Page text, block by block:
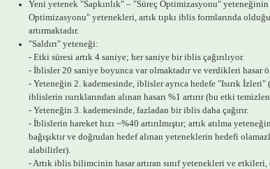
Yeni yetenek "Sapkınlık" – "Süreç Optimizasyonu"
Optimizasyonu" yetenekleri, artık tıpkı iblis formlarında
artırmaktadır.
"Saldırı" yeteneği:
- Etki süresi artık 4 saniye; her saniye bir iblis çağırılıyor.
- İblisler 20 saniye boyunca var olmaktadır ve verdikleri hasar
- Yeteneğin 2. kademesinde, iblisler ayrıca hedefe "Isırık
iblislerin ısırıklarından alınan hasarı %1 artırır (bu etki
- Yeteneğin 3. kademesinde, fazladan bir iblis daha çağırır.
- İblislerin hareket hızı ~%40 artırılmıştır; artık atılma
bağışıktır ve doğrudan hedef alınan yeteneklerin hedefi
alabilirler).
- Artık iblis bilimcinin hasar artıran sınıf yetenekleri ve